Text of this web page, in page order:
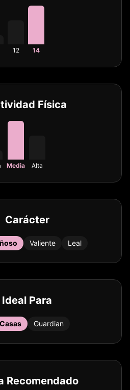
12 14
Física
Media Alta
Carácter
Valiente Leal
Ideal Para
Casas Guardian
Recomendado